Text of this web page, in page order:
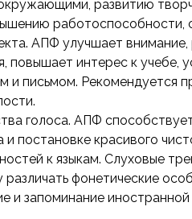
развитию
работоспособности,
АПФ улучшает внимание,
повышает интерес к учебе,
и письмом. Рекомендуется
голоса. АПФ
и постановке красивого
к языкам. Слуховые
фонетические
и запоминание иностранной